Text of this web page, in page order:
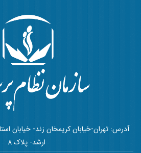
آدرس: تهران-خیابان کریمخان زند- خیابان
ارشد- پلاک 8